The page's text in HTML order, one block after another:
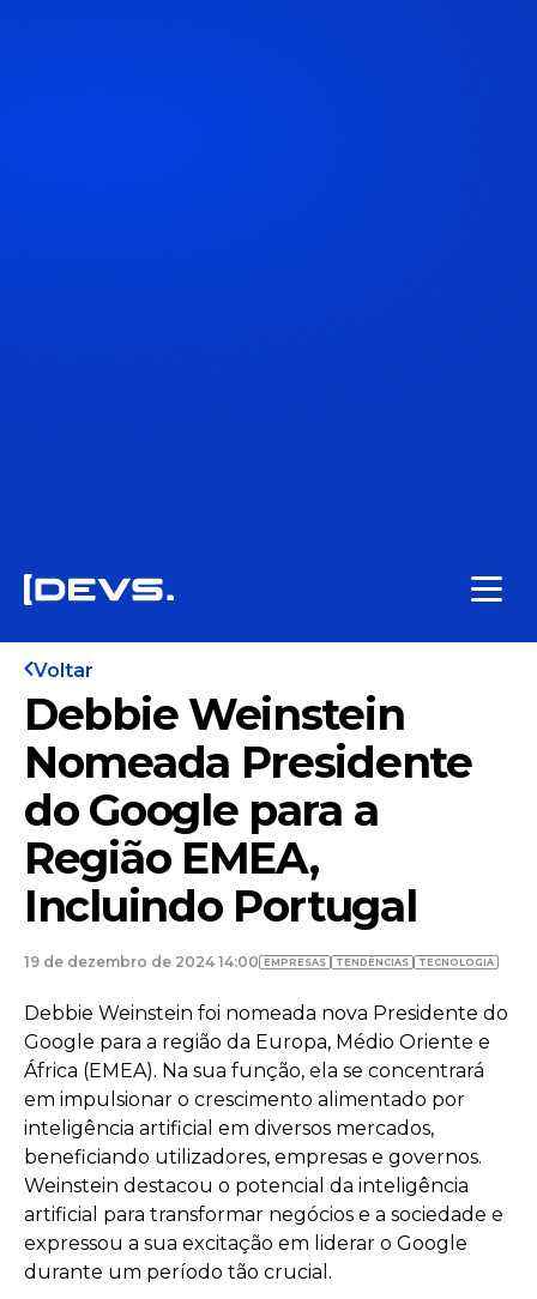
Voltar
Debbie Weinstein
Nomeada Presidente
do Google para a
Região EMEA,
Incluindo Portugal
19 de dezembro de 2024 14:00 EMPRESAS TENDÊNCIAS TECNOLOGIA
Debbie Weinstein foi nomeada nova Presidente do
Google para a região da Europa, Médio Oriente e
África (EMEA). Na sua função, ela se concentrará
em impulsionar o crescimento alimentado por
inteligência artificial em diversos mercados,
beneficiando utilizadores, empresas e governos.
Weinstein destacou o potencial da inteligência
artificial para transformar negócios e a sociedade e
expressou a sua excitação em liderar o Google
durante um período tão crucial.